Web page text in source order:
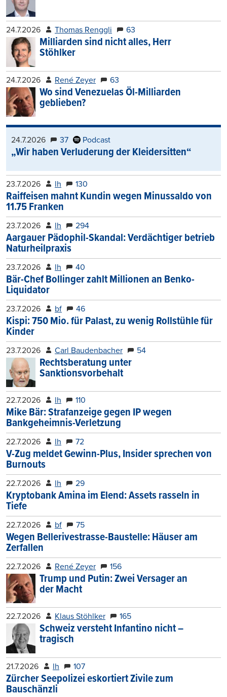
24.7.2026 Thomas Renggli 63
Milliarden sind nicht alles, Herr
Stöhlker
24.7.2026 René Zeyer 63
Wo sind Venezuelas Öl-Milliarden
geblieben?
24.7.2026 37 Podcast
„Wir haben Verluderung der Kleidersitten“
23.7.2026 lh 130
Raiffeisen mahnt Kundin wegen Minussaldo von
11.75 Franken
23.7.2026 lh 294
Aargauer Pädophil-Skandal: Verdächtiger betrieb
Naturheilpraxis
23.7.2026 lh 40
Bär-Chef Bollinger zahlt Millionen an Benko-
Liquidator
23.7.2026 bf 46
Kispi: 750 Mio. für Palast, zu wenig Rollstühle für
Kinder
23.7.2026 Carl Baudenbacher 54
Rechtsberatung unter
Sanktionsvorbehalt
22.7.2026 lh 110
Mike Bär: Strafanzeige gegen IP wegen
Bankgeheimnis-Verletzung
22.7.2026 lh 72
V-Zug meldet Gewinn-Plus, Insider sprechen von
Burnouts
22.7.2026 lh 29
Kryptobank Amina im Elend: Assets rasseln in
Tiefe
22.7.2026 bf 75
Wegen Bellerivestrasse-Baustelle: Häuser am
Zerfallen
22.7.2026 René Zeyer 156
Trump und Putin: Zwei Versager an
der Macht
22.7.2026 Klaus Stöhlker 165
Schweiz versteht Infantino nicht –
tragisch
21.7.2026 lh 107
Zürcher Seepolizei eskortiert Zivile zum
Bauschänzli